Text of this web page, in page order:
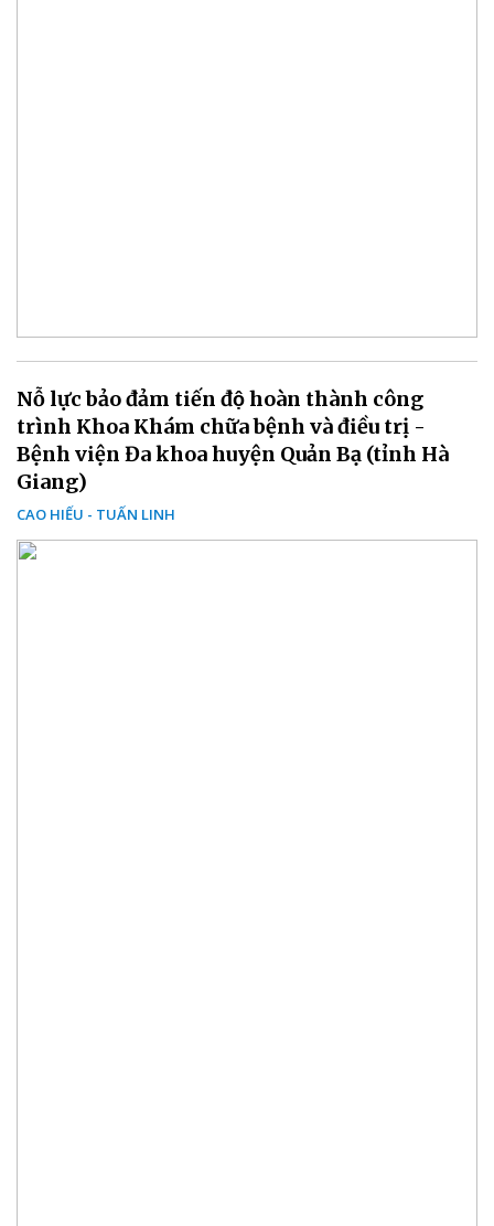
Nỗ lực bảo đảm tiến độ hoàn thành công
trình Khoa Khám chữa bệnh và điều trị -
Bệnh viện Đa khoa huyện Quản Bạ (tỉnh Hà
Giang)
CAO HIẾU - TUẤN LINH